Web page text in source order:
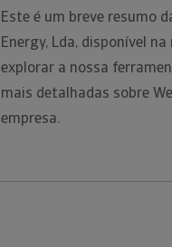
Este é um breve resumo
Energy, Lda, disponível
explorar a nossa
mais detalhadas sobre
empresa.